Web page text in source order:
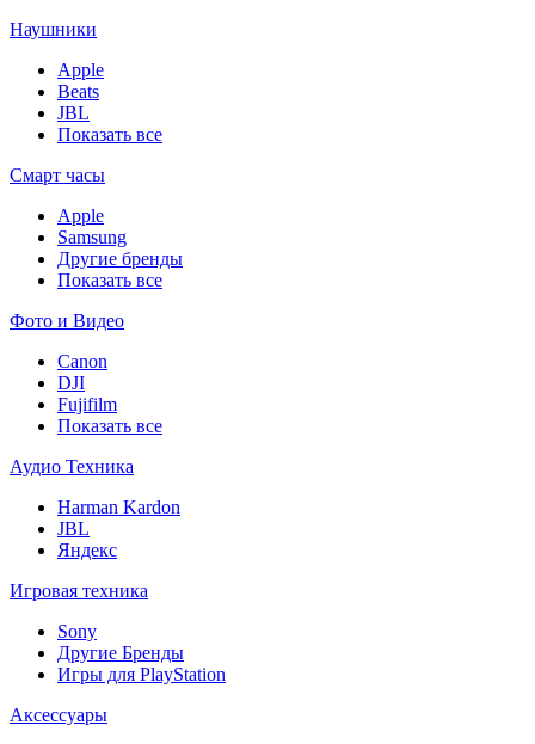
Наушники
Apple
Beats
JBL
Показать все
Смарт часы
Apple
Samsung
Другие бренды
Показать все
Фото и Видео
Canon
DJI
Fujifilm
Показать все
Аудио Техника
Harman Kardon
JBL
Яндекс
Игровая техника
Sony
Другие Бренды
Игры для PlayStation
Аксессуары